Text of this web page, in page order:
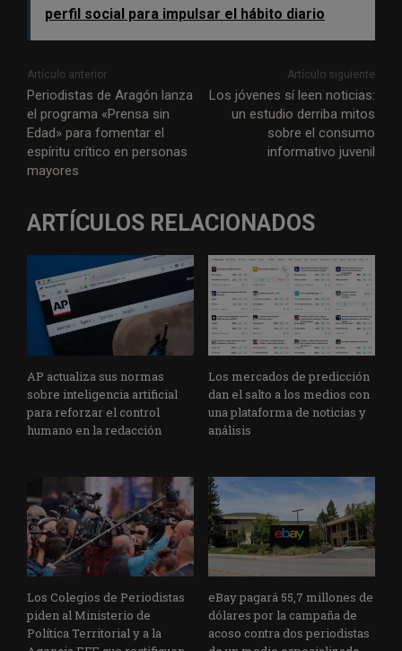
perfil social para impulsar el hábito diario
Artículo anterior
Periodistas de Aragón lanza
el programa «Prensa sin
Edad» para fomentar el
espíritu crítico en personas
mayores
Artículo siguiente
Los jóvenes sí leen noticias:
un estudio derriba mitos
sobre el consumo
informativo juvenil
ARTÍCULOS RELACIONADOS
AP actualiza sus normas
sobre inteligencia artificial
para reforzar el control
humano en la redacción
Los mercados de predicción
dan el salto a los medios con
una plataforma de noticias y
análisis
Los Colegios de Periodistas
piden al Ministerio de
Política Territorial y a la
eBay pagará 55,7 millones de
dólares por la campaña de
acoso contra dos periodistas